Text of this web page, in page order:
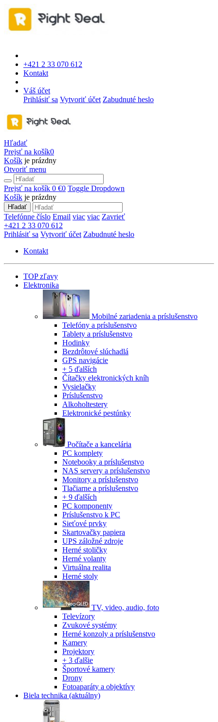
+421 2 33 070 612
Kontakt
Váš účet
Prihlásiť sa Vytvoriť účet Zabudnuté heslo
Hľadať
Prejsť na košík0
Košík je prázdny
Otvoriť menu
Prejsť na košík 0 €0 Toggle Dropdown
Košík je prázdny
Hľadať
Telefónne číslo Email viac viac Zavrieť
+421 2 33 070 612
Prihlásiť sa Vytvoriť účet Zabudnuté heslo
Kontakt
TOP zľavy
Elektronika
Mobilné zariadenia a príslušenstvo
Telefóny a príslušenstvo
Tablety a príslušenstvo
Hodinky
Bezdrôtové slúchadlá
GPS navigácie
+ 5 ďalších
Čítačky elektronických kníh
Vysielačky
Príslušenstvo
Alkoholtestery
Elektronické pestúnky
Počítače a kancelária
PC komplety
Notebooky a príslušenstvo
NAS servery a príslušenstvo
Monitory a príslušenstvo
Tlačiarne a príslušenstvo
+ 9 ďalších
PC komponenty
Príslušenstvo k PC
Sieťové prvky
Skartovačky papiera
UPS záložné zdroje
Herné stoličky
Herné volanty
Virtuálna realita
Herné stoly
TV, video, audio, foto
Televízory
Zvukové systémy
Herné konzoly a príslušenstvo
Kamery
Projektory
+ 3 ďalšie
Športové kamery
Drony
Fotoaparáty a objektívy
Biela technika (aktuálny)